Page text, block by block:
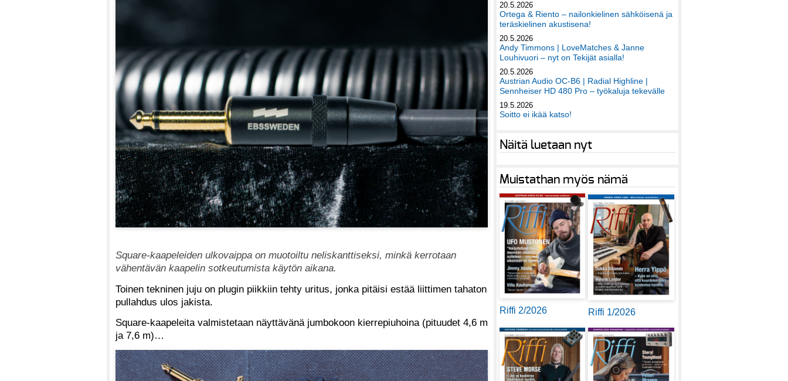
Square-kaapeleiden ulkovaippa on muotoiltu neliskanttiseksi, minkä kerrotaan
vähentävän kaapelin sotkeutumista käytön aikana.
Toinen tekninen juju on plugin piikkiin tehty uritus, jonka pitäisi estää liittimen tahaton
pullahdus ulos jakista.
Square-kaapeleita valmistetaan näyttävänä jumbokoon kierrepiuhoina (pituudet 4,6 m
ja 7,6 m)…
20.5.2026
Ortega & Riento – nailonkielinen sähköisenä ja
teräskielinen akustisena!
20.5.2026
Andy Timmons | LoveMatches & Janne
Louhivuori – nyt on Tekijät asialla!
20.5.2026
Austrian Audio OC-B6 | Radial Highline |
Sennheiser HD 480 Pro – työkaluja tekevälle
19.5.2026
Soitto ei ikää katso!
Näitä luetaan nyt
Muistathan myös nämä
Riffi 2/2026 Riffi 1/2026